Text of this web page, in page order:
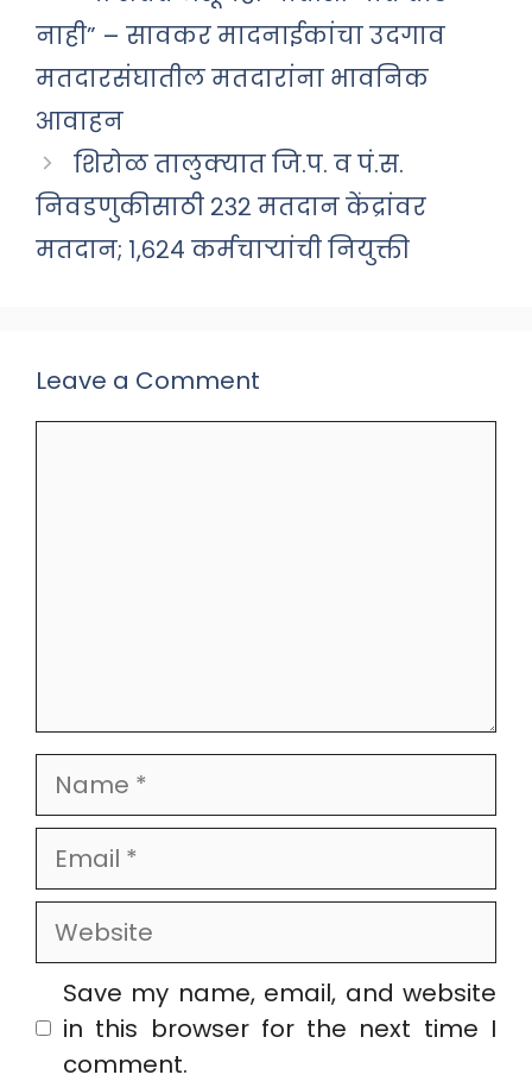
नाही” – सावकर मादनाईकांचा उदगाव
मतदारसंघातील मतदारांना भावनिक
आवाहन
शिरोळ तालुक्यात जि.प. व पं.स.
निवडणुकीसाठी २३२ मतदान केंद्रांवर
मतदान; १,६२४ कर्मचाऱ्यांची नियुक्ती
Leave a Comment
Name
Email
Website
Save my name, email, and website
in this browser for the next time I
comment.